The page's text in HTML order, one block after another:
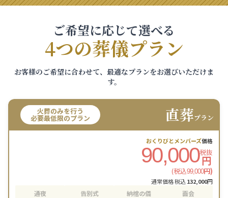
ご希望に応じて選べる
4つの葬儀プラン
お客様のご希望に合わせて、最適なプランをお選びいただけま
す。
火葬のみを行う
必要最低限のプラン 直葬プラン
おくりびとメンバーズ価格
90,000税抜
円
(税込99,000円)
通常価格 税込132,000円
通夜 告別式 納棺の儀 面会